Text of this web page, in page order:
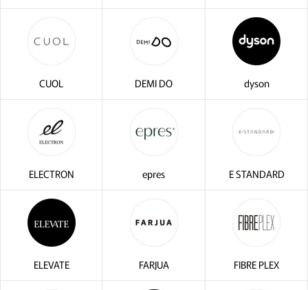
CUOL DEMI DO dyson
ELECTRON epres E STANDARD
ELEVATE FARJUA FIBRE PLEX